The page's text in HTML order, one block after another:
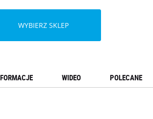
WYBIERZ SKLEP
WIDEO POLECANE